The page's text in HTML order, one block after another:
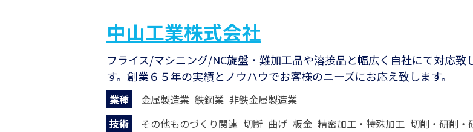
中山工業株式会社
フライス/マシニング/NC旋盤・難加工品や溶接品と幅広く自社にて対応致
す。創業６５年の実績とノウハウでお客様のニーズにお応え致します。
業種 金属製造業 鉄鋼業 非鉄金属製造業
技術
その他ものづくり関連 切断 曲げ 板金 精密加工・特殊加工 切削・研削・研磨